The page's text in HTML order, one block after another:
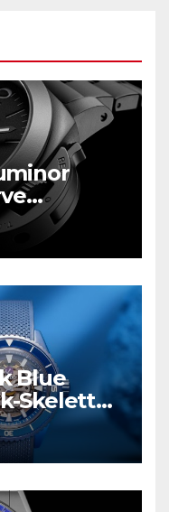
Blue
Skelett